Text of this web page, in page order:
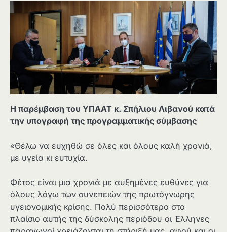
Η παρέμβαση του ΥΠΑΑΤ κ. Σπήλιου Λιβανού κατά
την υπογραφή της προγραμματικής σύμβασης
«Θέλω να ευχηθώ σε όλες και όλους καλή χρονιά,
με υγεία κι ευτυχία.
Φέτος είναι μια χρονιά με αυξημένες ευθύνες για
όλους λόγω των συνεπειών της πρωτόγνωρης
υγειονομικής κρίσης. Πολύ περισσότερο στο
πλαίσιο αυτής της δύσκολης περιόδου οι Έλληνες